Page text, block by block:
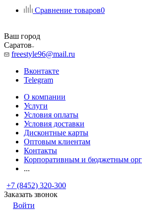
Сравнение товаров0
Ваш город
Саратов
freestyle96@mail.ru
Вконтакте
Telegram
О компании
Услуги
Условия оплаты
Условия доставки
Дисконтные карты
Оптовым клиентам
Контакты
Корпоративным и бюджетным
...
+7 (8452) 320-300
Заказать звонок
Войти